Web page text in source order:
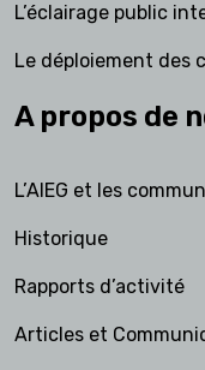
L’éclairage public
Le déploiement des
A propos de
L’AIEG et les
Historique
Rapports d’activité
Articles et